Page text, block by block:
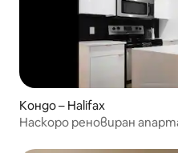
Кондо – Halifax
Наскоро реновиран